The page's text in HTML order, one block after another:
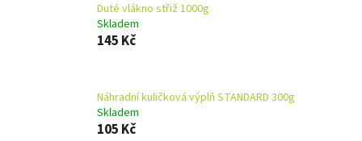
Duté vlákno střiž 1000g
Skladem
145 Kč
Náhradní kuličková výplň STANDARD 300g
Skladem
105 Kč